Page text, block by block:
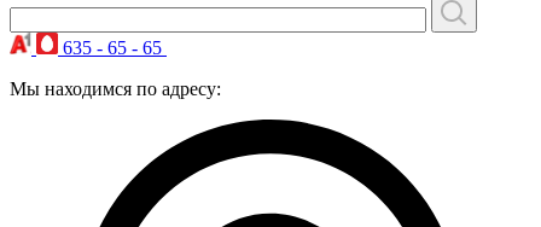
635 - 65 - 65
Мы находимся по адресу: